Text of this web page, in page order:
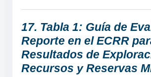
17. Tabla 1: Guía de
Reporte en el ECRR
Resultados de
Recursos y Reservas